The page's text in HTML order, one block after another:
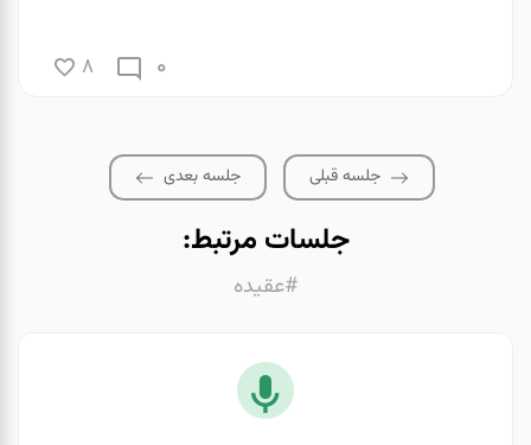
0
8
جلسه قبلی جلسه بعدی
جلسات مرتبط:
#عقیده